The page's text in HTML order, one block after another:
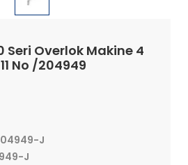
Seri Overlok Makine 4
No /204949
J
J